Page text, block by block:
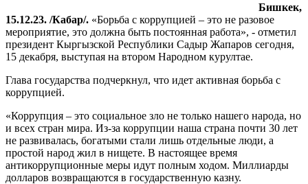
Бишкек,
15.12.23. /Кабар/. «Борьба с коррупцией – это не разовое
мероприятие, это должна быть постоянная работа», - отметил
президент Кыргызской Республики Садыр Жапаров сегодня,
15 декабря, выступая на втором Народном курултае.
Глава государства подчеркнул, что идет активная борьба с
коррупцией.
«Коррупция – это социальное зло не только нашего народа, но
и всех стран мира. Из-за коррупции наша страна почти 30 лет
не развивалась, богатыми стали лишь отдельные люди, а
простой народ жил в нищете. В настоящее время
антикоррупционные меры идут полным ходом. Миллиарды
долларов возвращаются в государственную казну.